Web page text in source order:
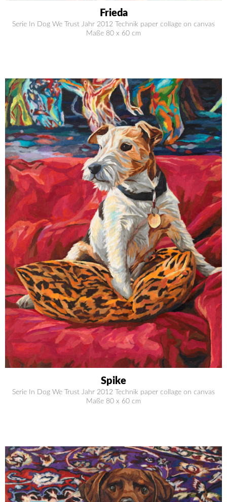
Frieda
Serie In Dog We Trust Jahr 2012 Technik paper collage on canvas
Maße 80 x 60 cm
Spike
Serie In Dog We Trust Jahr 2012 Technik paper collage on canvas
Maße 80 x 60 cm